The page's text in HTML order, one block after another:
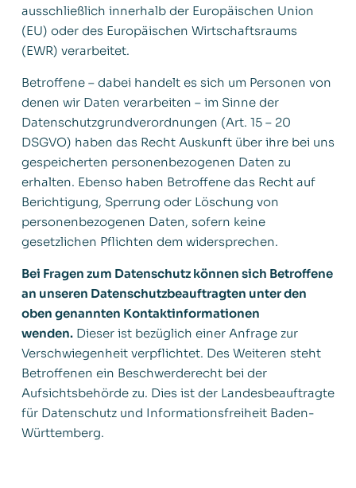
ausschließlich innerhalb der Europäischen Union
(EU) oder des Europäischen Wirtschaftsraums
(EWR) verarbeitet.
Betroffene – dabei handelt es sich um Personen von
denen wir Daten verarbeiten – im Sinne der
Datenschutzgrundverordnungen (Art. 15 – 20
DSGVO) haben das Recht Auskunft über ihre bei uns
gespeicherten personenbezogenen Daten zu
erhalten. Ebenso haben Betroffene das Recht auf
Berichtigung, Sperrung oder Löschung von
personenbezogenen Daten, sofern keine
gesetzlichen Pflichten dem widersprechen.
Bei Fragen zum Datenschutz können sich Betroffene
an unseren Datenschutzbeauftragten unter den
oben genannten Kontaktinformationen
wenden.Dieser ist bezüglich einer Anfrage zur
Verschwiegenheit verpflichtet. Des Weiteren steht
Betroffenen ein Beschwerderecht bei der
Aufsichtsbehörde zu. Dies ist der Landesbeauftragte
für Datenschutz und Informationsfreiheit Baden-
Württemberg.